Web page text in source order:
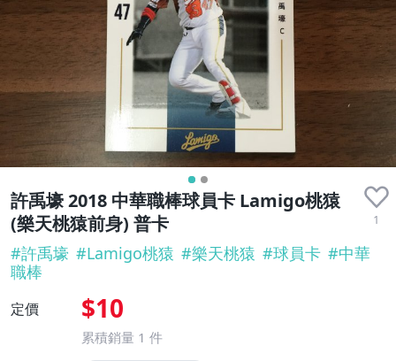
許禹壕 2018 中華職棒球員卡 Lamigo桃猿
(樂天桃猿前身) 普卡
1
#許禹壕 #Lamigo桃猿 #樂天桃猿 #球員卡 #中華
職棒
定價 $10
累積銷量 1 件